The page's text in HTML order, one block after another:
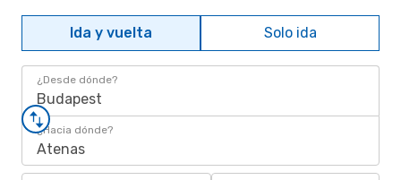
Ida y vuelta Solo ida
¿Desde dónde?
Budapest
¿Hacia dónde?
Atenas